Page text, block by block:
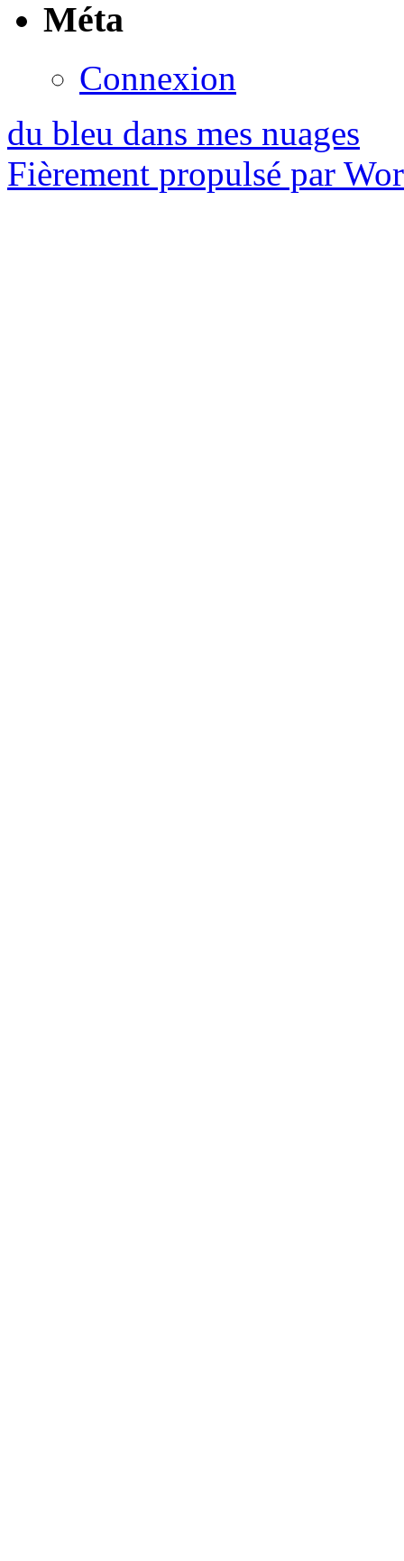
Méta
Connexion
du bleu dans mes nuages
Fièrement propulsé par